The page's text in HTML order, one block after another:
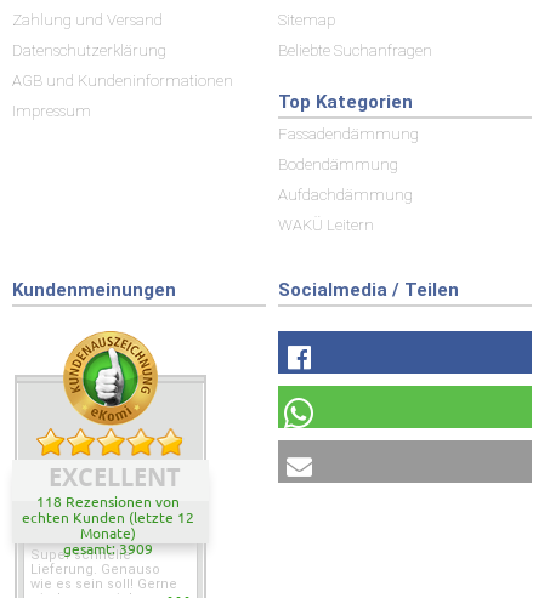
Zahlung und Versand
Datenschutzerklärung
AGB und Kundeninformationen
Impressum
Sitemap
Beliebte Suchanfragen
Top Kategorien
Fassadendämmung
Bodendämmung
Aufdachdämmung
WAKÜ Leitern
Kundenmeinungen
EXCELLENT
118 Rezensionen von
echten Kunden (letzte 12
Monate)
gesamt: 3909
Super schnelle
Lieferung. Genauso
wie es sein soll! Gerne
Socialmedia / Teilen